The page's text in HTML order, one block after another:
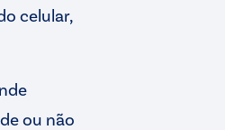
celular,
ou não